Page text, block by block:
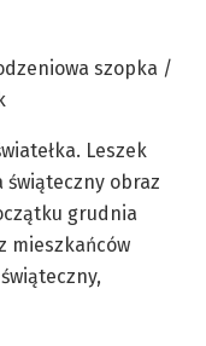
Leszek
świąteczny obraz
grudnia
mieszkańców